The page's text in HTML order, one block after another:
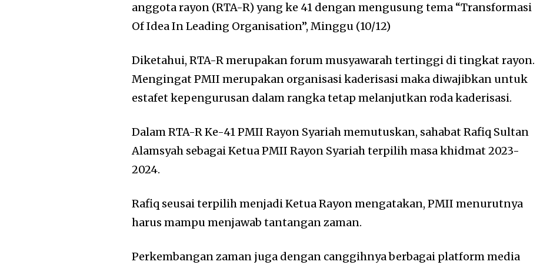
anggota rayon (RTA-R) yang ke 41 dengan mengusung tema “Transformasi
Of Idea In Leading Organisation”, Minggu (10/12)
Diketahui, RTA-R merupakan forum musyawarah tertinggi di tingkat rayon.
Mengingat PMII merupakan organisasi kaderisasi maka diwajibkan untuk
estafet kepengurusan dalam rangka tetap melanjutkan roda kaderisasi.
Dalam RTA-R Ke-41 PMII Rayon Syariah memutuskan, sahabat Rafiq Sultan
Alamsyah sebagai Ketua PMII Rayon Syariah terpilih masa khidmat 2023-
2024.
Rafiq seusai terpilih menjadi Ketua Rayon mengatakan, PMII menurutnya
harus mampu menjawab tantangan zaman.
Perkembangan zaman juga dengan canggihnya berbagai platform media